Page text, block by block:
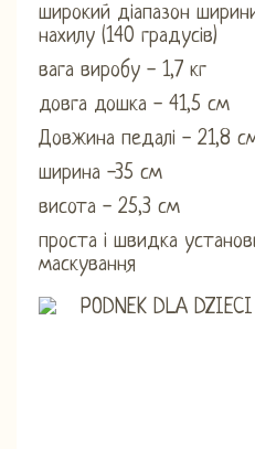
широкий діапазон
нахилу (140 градусів)
вага виробу - 1,7 кг
довга дошка - 41,5 см
Довжина педалі - 21,8
ширина -35 см
висота - 25,3 см
проста і швидка
маскування